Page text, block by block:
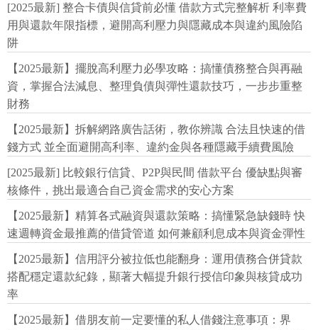
[2025最新] 整合卡債與信貸前必懂 借款方式完整解析 利率費
用與還款年限指標，避開高利壓力與隱藏成本與違約風險陷
阱
【2025最新】擺脫高利壓力必學攻略：搞懂債務整合與再融
資，掌握合法減息、整理負債與彈性還款技巧，一步步重整
財務
【2025最新】拆解網路廣告話術，教你辨識 合法且快速的借
錢方式 並全面避開高利率、違約金與各種隱藏手續費風險
[2025最新] 比較銀行信貸、P2P與民間 借款平台 優缺點與審
核條件，挑出最適合自己資金需求的安心方案
【2025最新】精算各式融資與還款策略：搞懂緊急缺錢時 快
速週轉資金最推薦的借貸管道 如何兼顧利息成本與資金彈性
【2025最新】信用評分被拉低也能翻身：運用債務合併貸款
搭配穩定還款紀錄，顯著大幅提升銀行授信印象與核貸成功
率
【2025最新】借朋友前一定要懂的私人借錢注意事項：界